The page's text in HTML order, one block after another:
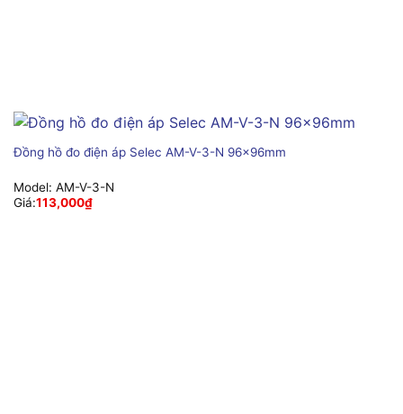
Đồng hồ đo điện áp Selec AM-V-3-N 96x96mm
Model: AM-V-3-N
Giá:113,000₫